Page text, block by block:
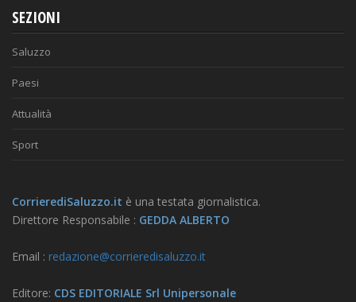
SEZIONI
Saluzzo
Paesi
Attualità
Sport
CorrierediSaluzzo.it è una testata giornalistica.
Direttore Responsabile : GEDDA ALBERTO
Email : redazione@corrieredisaluzzo.it
Editore: CDS EDITORIALE Srl Unipersonale